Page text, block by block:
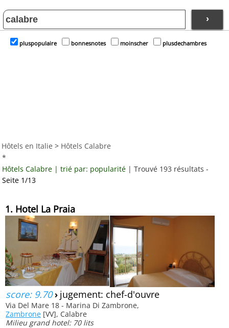
›
pluspopulaire bonnesnotes moinscher plusdechambres
Hôtels en Italie > Hôtels Calabre
*
Hôtels Calabre | trié par: popularité | Trouvé 193 résultats -
Seite 1/13
1. Hotel La Praia
score: 9.70› jugement: chef-d'ouvre
Via Del Mare 18 - Marina Di Zambrone,
Zambrone [VV], Calabre
Milieu grand hotel: 70 lits